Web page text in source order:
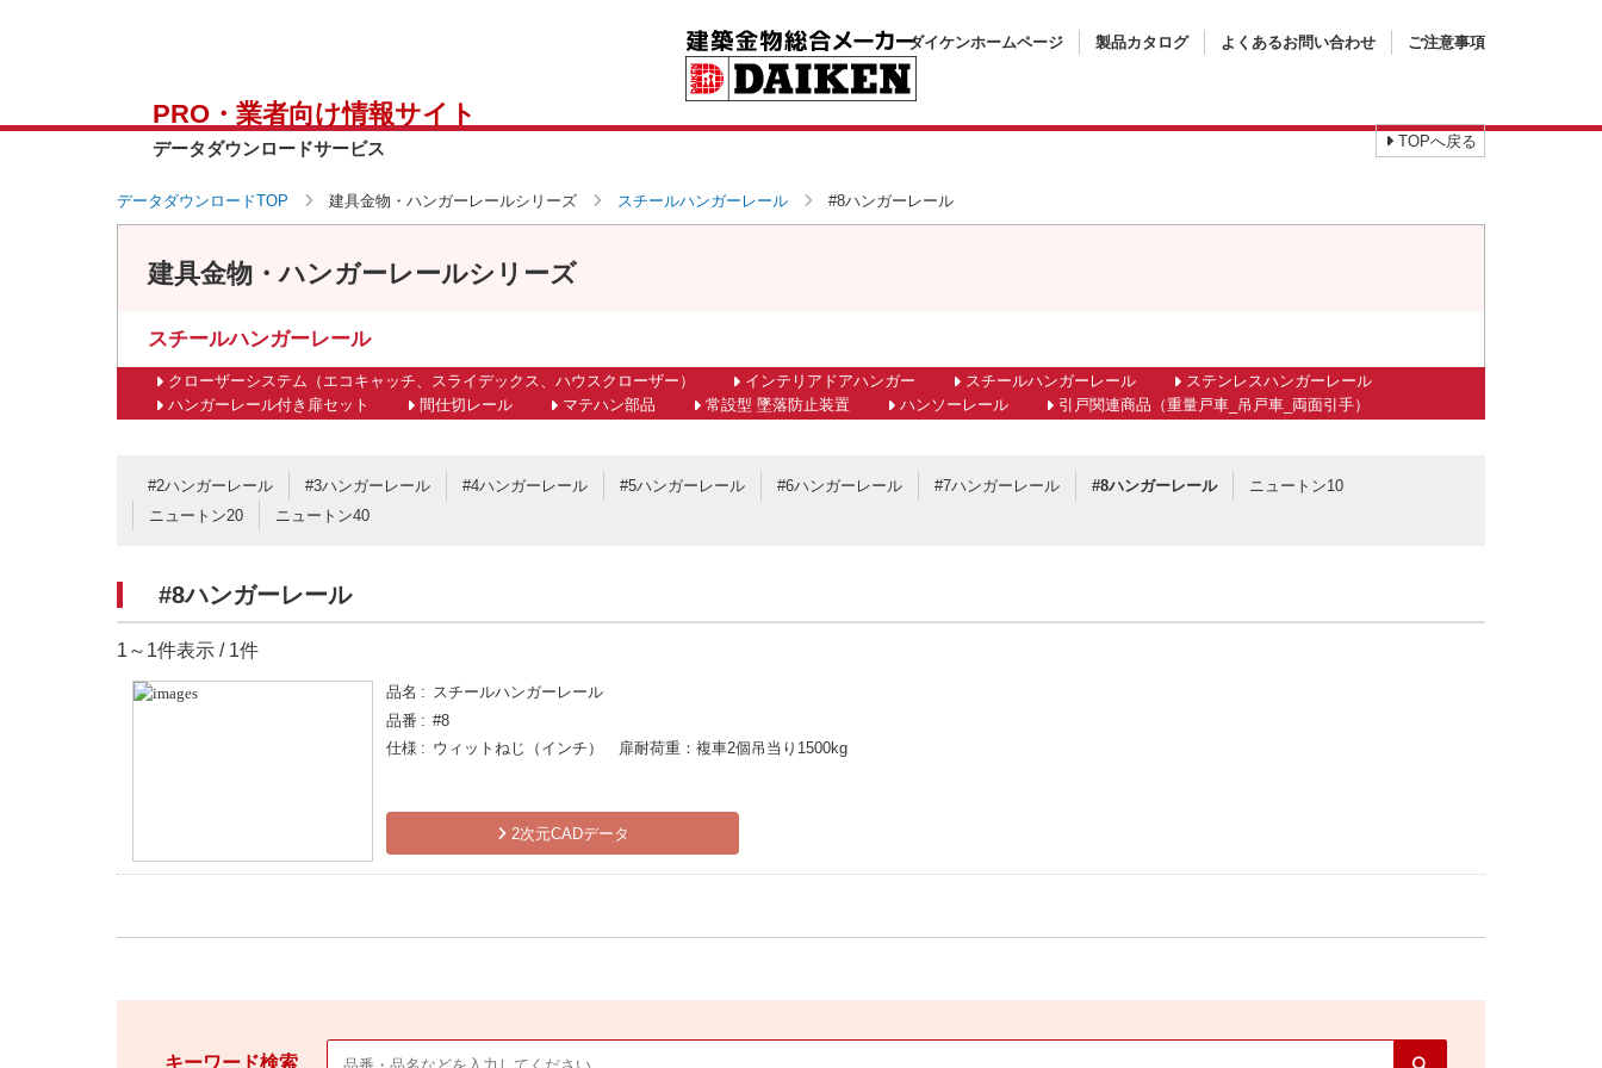
PRO・業者向け情報サイト
データダウンロードサービス
ダイケンホームページ 製品カタログ よくあるお問い合わせ ご注意事項
TOPへ戻る
データダウンロードTOP 建具金物・ハンガーレールシリーズ スチールハンガーレール #8ハンガーレール
建具金物・ハンガーレールシリーズ
スチールハンガーレール
クローザーシステム（エコキャッチ、スライデックス、ハウスクローザー） インテリアドアハンガー スチールハンガーレール
ステンレスハンガーレール
ハンガーレール付き扉セット
間仕切レール マテハン部品 常設型 墜落防止装置 ハンソーレール 引戸関連商品（重量戸車_吊戸車_両面引手）
#2ハンガーレール #3ハンガーレール #4ハンガーレール #5ハンガーレール #6ハンガーレール #7ハンガーレール #8ハンガーレール
ニュートン10
ニュートン20
ニュートン40
#8ハンガーレール
1～1件表示 / 1件
品名
スチールハンガーレール
品番
#8
仕様
ウィットねじ（インチ） 扉耐荷重：複車2個吊当り1500kg
2次元CADデータ
キーワード検索